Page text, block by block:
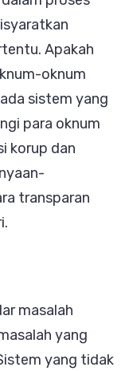
Apakah
oknum
sistem yang
para oknum
korup dan
transparan
masalah
yang
yang tidak